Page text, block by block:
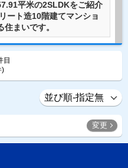
平米の2SLDKをご紹介
ート造10階建てマンショ
まいです。
目
)
変更